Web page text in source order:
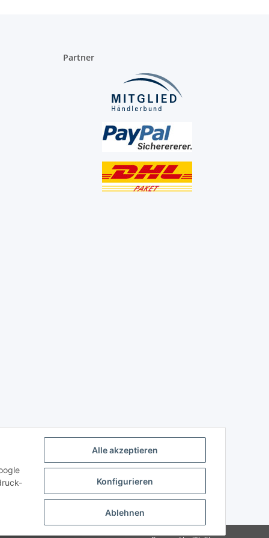
Alle akzeptieren
Konfigurieren
Ablehnen
Partner